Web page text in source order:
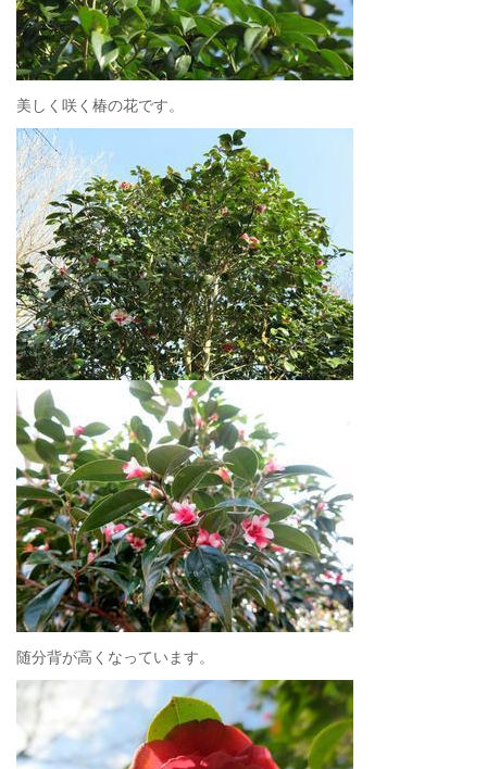
美しく咲く椿の花です。
随分背が高くなっています。